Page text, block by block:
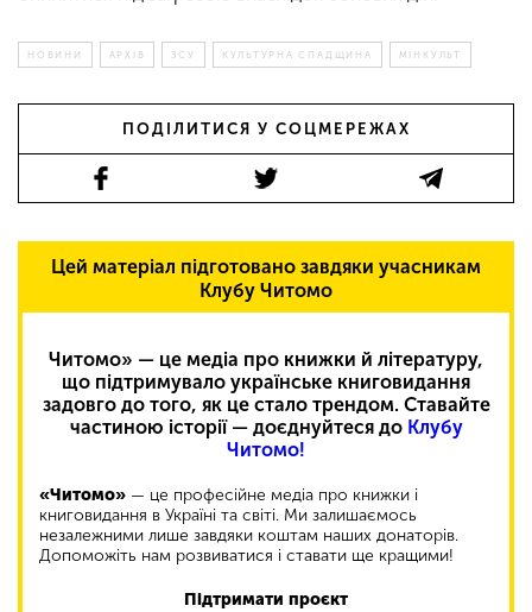
НОВИНИ АРХІВ ЗСУ КУЛЬТУРНА СПАДЩИНА МІНКУЛЬТ
ПОДІЛИТИСЯ У СОЦМЕРЕЖАХ
Цей матеріал підготовано завдяки учасникам
Клубу Читомо
Читомо» — це медіа про книжки й літературу,
що підтримувало українське книговидання
задовго до того, як це стало трендом. Ставайте
частиною історії — доєднуйтеся до Клубу
Читомо!
«Читомо» — це професійне медіа про книжки і
книговидання в Україні та світі. Ми залишаємось
незалежними лише завдяки коштам наших донаторів.
Допоможіть нам розвиватися і ставати ще кращими!
Підтримати проєкт